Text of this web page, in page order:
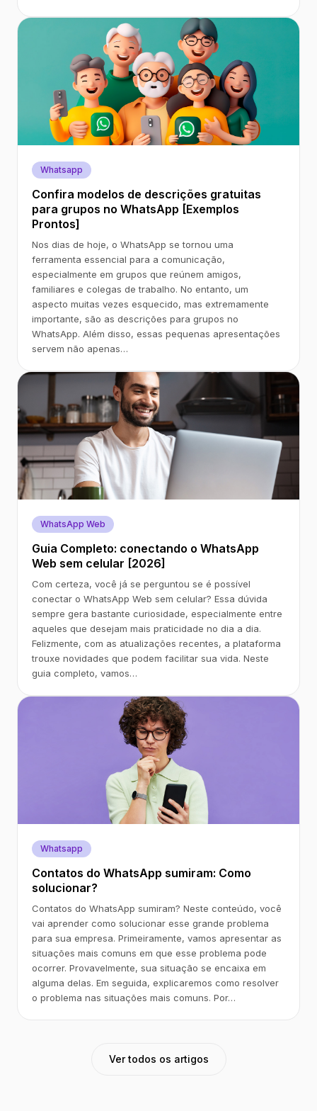
Whatsapp
Confira modelos de descrições gratuitas
para grupos no WhatsApp [Exemplos
Prontos]
Nos dias de hoje, o WhatsApp se tornou uma
ferramenta essencial para a comunicação,
especialmente em grupos que reúnem amigos,
familiares e colegas de trabalho. No entanto, um
aspecto muitas vezes esquecido, mas extremamente
importante, são as descrições para grupos no
WhatsApp. Além disso, essas pequenas apresentações
servem não apenas…
WhatsApp Web
Guia Completo: conectando o WhatsApp
Web sem celular [2026]
Com certeza, você já se perguntou se é possível
conectar o WhatsApp Web sem celular? Essa dúvida
sempre gera bastante curiosidade, especialmente entre
aqueles que desejam mais praticidade no dia a dia.
Felizmente, com as atualizações recentes, a plataforma
trouxe novidades que podem facilitar sua vida. Neste
guia completo, vamos…
Whatsapp
Contatos do WhatsApp sumiram: Como
solucionar?
Contatos do WhatsApp sumiram? Neste conteúdo, você
vai aprender como solucionar esse grande problema
para sua empresa. Primeiramente, vamos apresentar as
situações mais comuns em que esse problema pode
ocorrer. Provavelmente, sua situação se encaixa em
alguma delas. Em seguida, explicaremos como resolver
o problema nas situações mais comuns. Por…
Ver todos os artigos